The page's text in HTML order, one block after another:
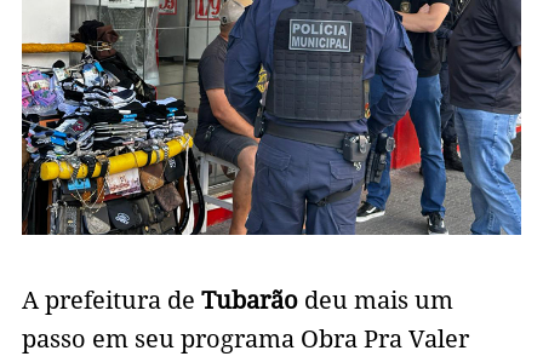
A prefeitura de Tubarãodeu mais um
passo em seu programa Obra Pra Valer